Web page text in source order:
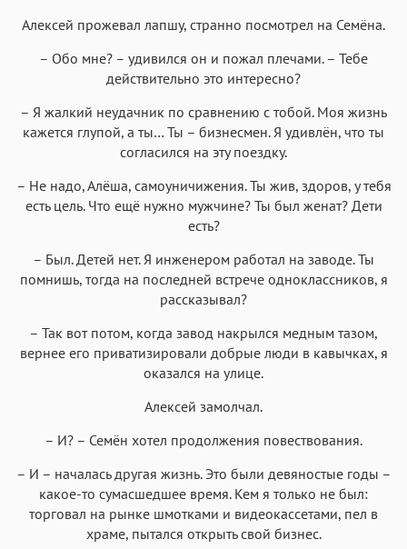
Алексей прожевал лапшу, странно посмотрел на Семёна.
– Обо мне? – удивился он и пожал плечами. – Тебе
действительно это интересно?
– Я жалкий неудачник по сравнению с тобой. Моя жизнь
кажется глупой, а ты… Ты – бизнесмен. Я удивлён, что ты
согласился на эту поездку.
– Не надо, Алёша, самоуничижения. Ты жив, здоров, у тебя
есть цель. Что ещё нужно мужчине? Ты был женат? Дети
есть?
– Был. Детей нет. Я инженером работал на заводе. Ты
помнишь, тогда на последней встрече одноклассников, я
рассказывал?
– Так вот потом, когда завод накрылся медным тазом,
вернее его приватизировали добрые люди в кавычках, я
оказался на улице.
Алексей замолчал.
– И? – Семён хотел продолжения повествования.
– И – началась другая жизнь. Это были девяностые годы –
какое-то сумасшедшее время. Кем я только не был:
торговал на рынке шмотками и видеокассетами, пел в
храме, пытался открыть свой бизнес.